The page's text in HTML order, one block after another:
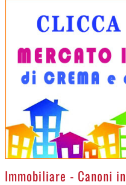
>Immobiliare - Canoni